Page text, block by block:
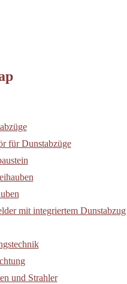
für Dunstabzüge
mit integriertem Dunstabzug
und Strahler